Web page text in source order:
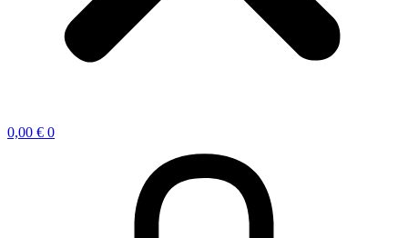
0,00 € 0